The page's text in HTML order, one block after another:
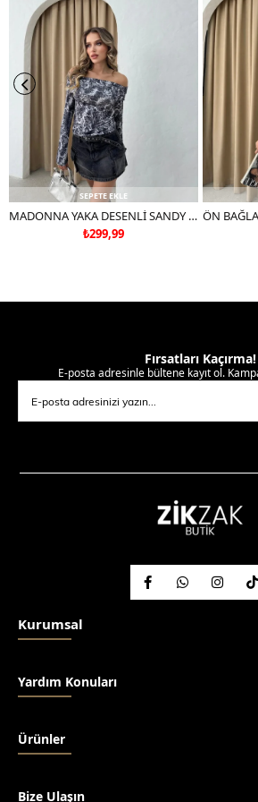
SEPETE EKLE
MADONNA YAKA DESENLİ SANDY BLUZ SİYAH
₺299,99
Fırsatları Kaçırma!
E-posta adresinle bültene kayıt ol.
Kurumsal
Yardım Konuları
Ürünler
Bize Ulaşın